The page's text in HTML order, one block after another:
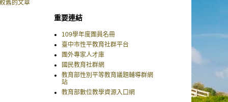
較舊的文章
重要連結
109學年度團員名冊
臺中市性平教育社群平台
團外專家人才庫
國民教育社群網
教育部性別平等教育議題輔導群網
站
教育部數位教學資源入口網